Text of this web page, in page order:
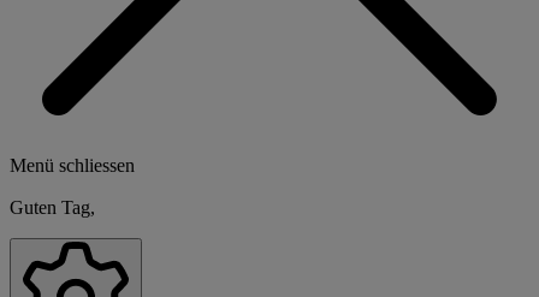
Menü schliessen
Guten Tag,